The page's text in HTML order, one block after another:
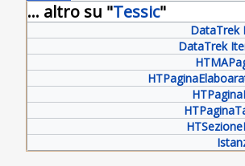
... altro su "Tessic"
DataTrek
DataTrek